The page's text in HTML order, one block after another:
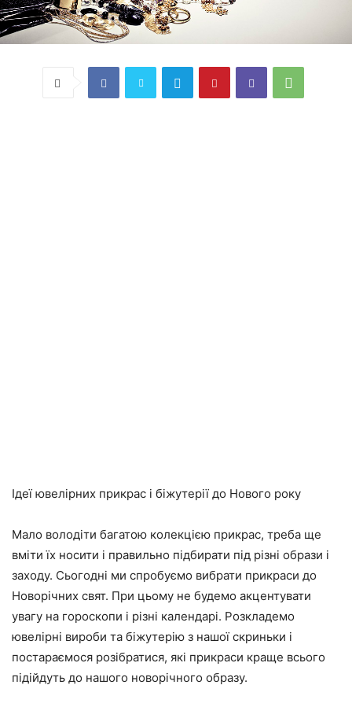
Ідеї ювелірних прикрас і біжутерії до Нового року
Мало володіти багатою колекцією прикрас, треба ще
вміти їх носити і правильно підбирати під різні образи і
заходу. Сьогодні ми спробуємо вибрати прикраси до
Новорічних свят. При цьому не будемо акцентувати
увагу на гороскопи і різні календарі. Розкладемо
ювелірні вироби та біжутерію з нашої скриньки і
постараємося розібратися, які прикраси краще всього
підійдуть до нашого новорічного образу.